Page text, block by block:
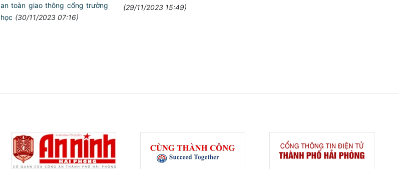
an toàn giao thông cổng trường
học (30/11/2023 07:16)
(29/11/2023 15:49)